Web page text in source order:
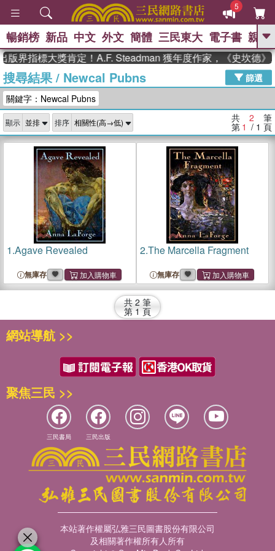
5
GO
熱搜： 高希均教授回憶錄
、 The Odyssey 、 父親節 、 如果歷
獎 臺灣漫遊錄 、 方念華 、 台灣的李
登輝時代
數學女孩：黎曼猜想 、
偉大的迷走神經
暢銷榜 新品 中文 外文 簡體 三民東大 電子書 親子
版界指標大獎肯定！A.F. Steadman 獲年度作家，《史坎德》
搜尋結果/ Newcal Pubns
篩選
關鍵字：Newcal Pubns
顯示 排序 共 2 筆
第 1 / 1 頁
1.Agave Revealed
無庫存
2.The Marcella Fragment
無庫存
共 2 筆
第 1 頁
網站導航 >>
聚焦三民 >>
三民書局 三民出版
本站著作權屬弘雅三民圖書股份有限公司
及相關著作權所有人所有